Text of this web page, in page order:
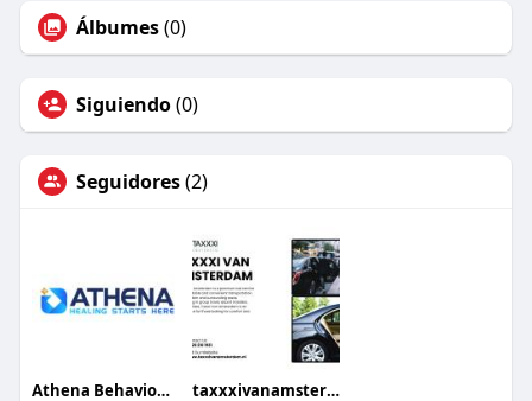
Álbumes(0)
Siguiendo(0)
Seguidores(2)
Athena Behavioural Health taxxxivanamsterdam